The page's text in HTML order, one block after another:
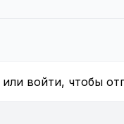
или войти, чтобы